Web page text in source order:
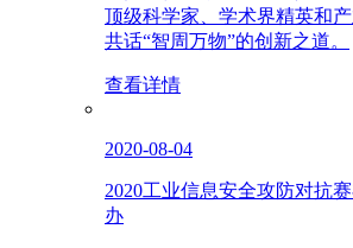
顶级科学家、学术界精英和
共话“智周万物”的创新之道。
查看详情
2020-08-04
2020工业信息安全攻防对抗
办